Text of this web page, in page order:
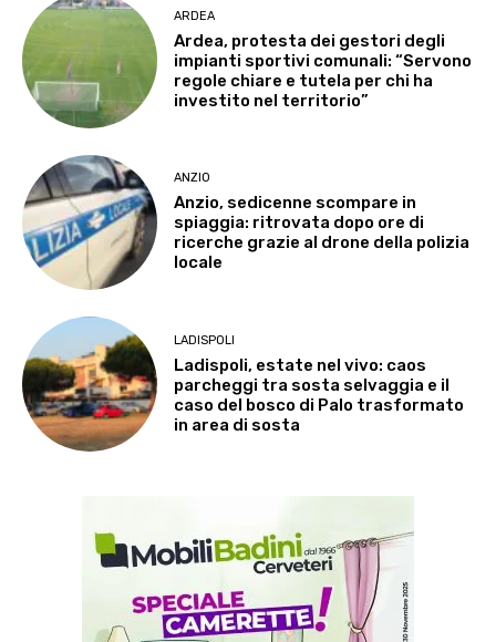
ARDEA
Ardea, protesta dei gestori degli
impianti sportivi comunali: “Servono
regole chiare e tutela per chi ha
investito nel territorio”
ANZIO
Anzio, sedicenne scompare in
spiaggia: ritrovata dopo ore di
ricerche grazie al drone della polizia
locale
LADISPOLI
Ladispoli, estate nel vivo: caos
parcheggi tra sosta selvaggia e il
caso del bosco di Palo trasformato
in area di sosta